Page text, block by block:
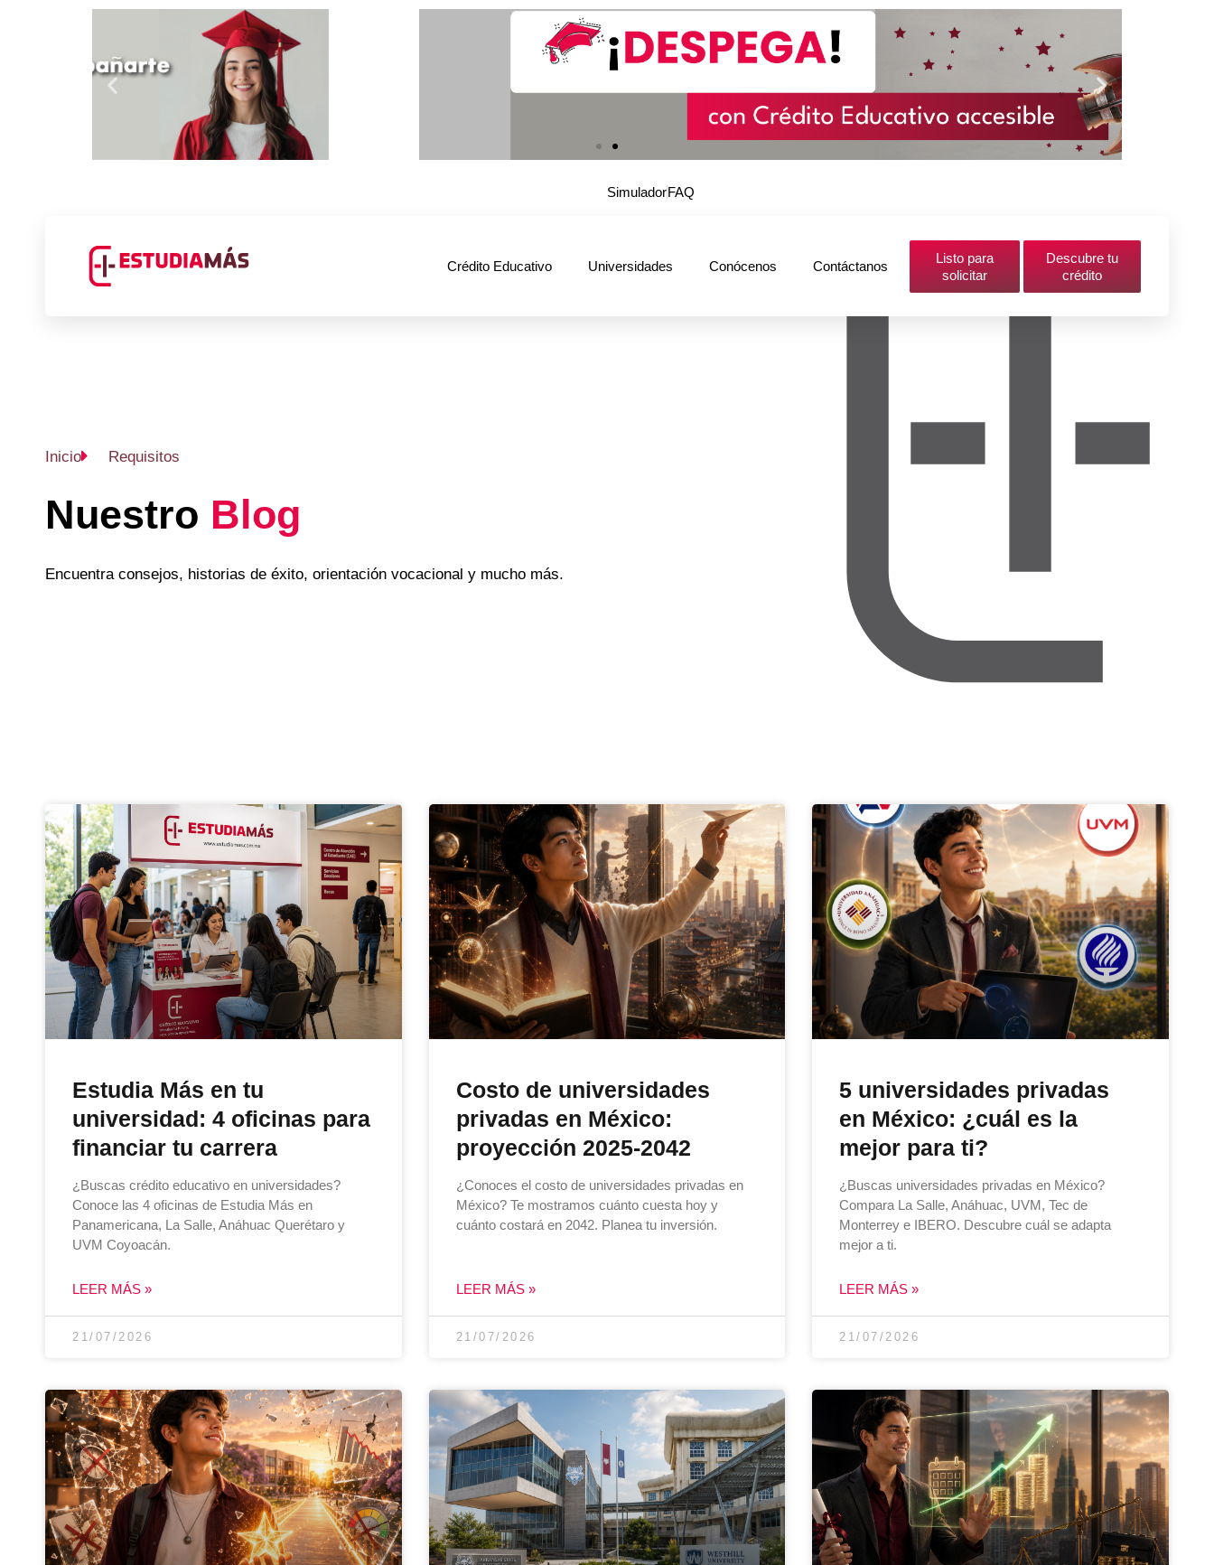
SimuladorFAQ
Crédito Educativo Universidades Conócenos Contáctanos
Listo para
solicitar
Descubre tu
crédito
Inicio Requisitos
Nuestro Blog
Encuentra consejos, historias de éxito, orientación vocacional y mucho más.
Estudia Más en tu
universidad: 4 oficinas para
financiar tu carrera
¿Buscas crédito educativo en universidades?
Conoce las 4 oficinas de Estudia Más en
Panamericana, La Salle, Anáhuac Querétaro y
UVM Coyoacán.
LEER MÁS »
21/07/2026
Costo de universidades
privadas en México:
proyección 2025-2042
¿Conoces el costo de universidades privadas en
México? Te mostramos cuánto cuesta hoy y
cuánto costará en 2042. Planea tu inversión.
LEER MÁS »
21/07/2026
5 universidades privadas
en México: ¿cuál es la
mejor para ti?
¿Buscas universidades privadas en México?
Compara La Salle, Anáhuac, UVM, Tec de
Monterrey e IBERO. Descubre cuál se adapta
mejor a ti.
LEER MÁS »
21/07/2026